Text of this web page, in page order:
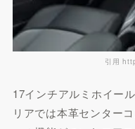
引用
17インチアルミホイー
リアでは本革センター